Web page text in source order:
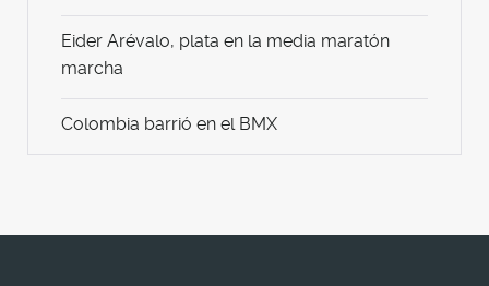
Eider Arévalo, plata en la media maratón
marcha
Colombia barrió en el BMX